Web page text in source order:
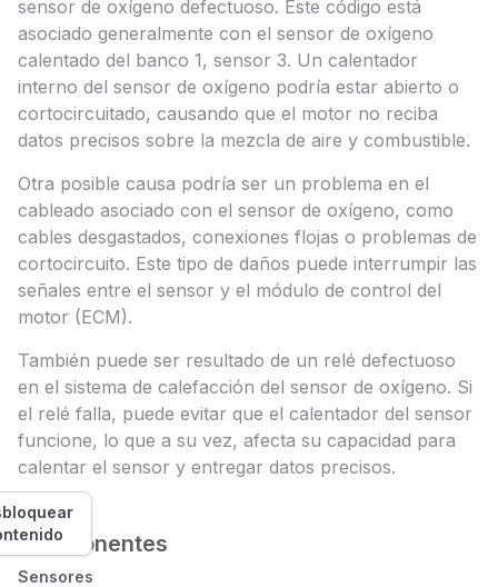
sensor de oxígeno defectuoso. Este código está
asociado generalmente con el sensor de oxígeno
calentado del banco 1, sensor 3. Un calentador
interno del sensor de oxígeno podría estar abierto o
cortocircuitado, causando que el motor no reciba
datos precisos sobre la mezcla de aire y combustible.
Otra posible causa podría ser un problema en el
cableado asociado con el sensor de oxígeno, como
cables desgastados, conexiones flojas o problemas de
cortocircuito. Este tipo de daños puede interrumpir las
señales entre el sensor y el módulo de control del
motor (ECM).
También puede ser resultado de un relé defectuoso
en el sistema de calefacción del sensor de oxígeno. Si
el relé falla, puede evitar que el calentador del sensor
funcione, lo que a su vez, afecta su capacidad para
calentar el sensor y entregar datos precisos.
Componentes
Sensores